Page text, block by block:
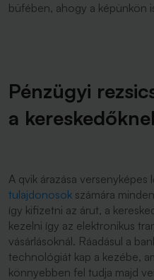
büfében, ahogy a képünkön
Pénzügyi
a
A qvik árazása versenyképes
tulajdonosok számára
így kifizetni az árut, a
kezelni így az elektronikus
vásárlásoknál. Ráadásul a
technológiát kap a kezébe,
könnyebben fel tudja majd